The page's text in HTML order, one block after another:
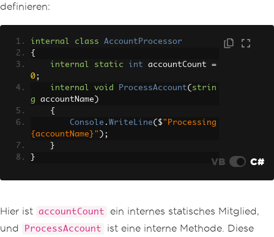
definieren:
internal class
AccountProcessor
{
internal
static int accountCount =
0;
internal
void ProcessAccount( strin
g accountName )
{
Console . WriteLine( $ "Processing
{accountName}" );
}
}
VB C#
Hier ist accountCount
ein internes statisches Mitglied,
und
ProcessAccount ist eine interne Methode. Diese